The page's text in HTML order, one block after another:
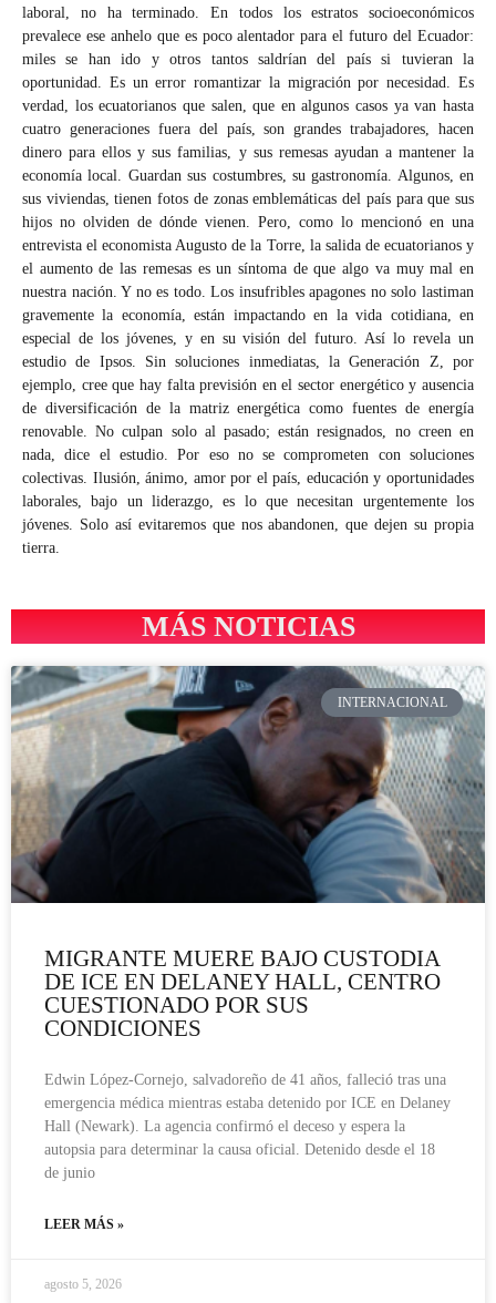
laboral, no ha terminado. En todos los estratos socioeconómicos
prevalece ese anhelo que es poco alentador para el futuro del Ecuador:
miles se han ido y otros tantos saldrían del país si tuvieran la
oportunidad. Es un error romantizar la migración por necesidad. Es
verdad, los ecuatorianos que salen, que en algunos casos ya van hasta
cuatro generaciones fuera del país, son grandes trabajadores, hacen
dinero para ellos y sus familias, y sus remesas ayudan a mantener la
economía local. Guardan sus costumbres, su gastronomía. Algunos, en
sus viviendas, tienen fotos de zonas emblemáticas del país para que sus
hijos no olviden de dónde vienen. Pero, como lo mencionó en una
entrevista el economista Augusto de la Torre, la salida de ecuatorianos y
el aumento de las remesas es un síntoma de que algo va muy mal en
nuestra nación. Y no es todo. Los insufribles apagones no solo lastiman
gravemente la economía, están impactando en la vida cotidiana, en
especial de los jóvenes, y en su visión del futuro. Así lo revela un
estudio de Ipsos. Sin soluciones inmediatas, la Generación Z, por
ejemplo, cree que hay falta previsión en el sector energético y ausencia
de diversificación de la matriz energética como fuentes de energía
renovable. No culpan solo al pasado; están resignados, no creen en
nada, dice el estudio. Por eso no se comprometen con soluciones
colectivas. Ilusión, ánimo, amor por el país, educación y oportunidades
laborales, bajo un liderazgo, es lo que necesitan urgentemente los
jóvenes. Solo así evitaremos que nos abandonen, que dejen su propia
tierra.
MÁS NOTICIAS
INTERNACIONAL
MIGRANTE MUERE BAJO CUSTODIA
DE ICE EN DELANEY HALL, CENTRO
CUESTIONADO POR SUS
CONDICIONES
Edwin López-Cornejo, salvadoreño de 41 años, falleció tras una
emergencia médica mientras estaba detenido por ICE en Delaney
Hall (Newark). La agencia confirmó el deceso y espera la
autopsia para determinar la causa oficial. Detenido desde el 18
de junio
LEER MÁS »
agosto 5, 2026